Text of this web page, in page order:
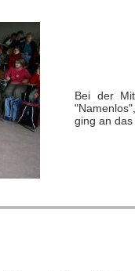
Bei der
ging an